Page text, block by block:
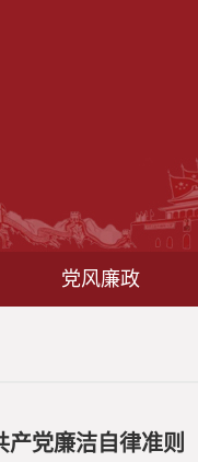
党风廉政
产党廉洁自律准则